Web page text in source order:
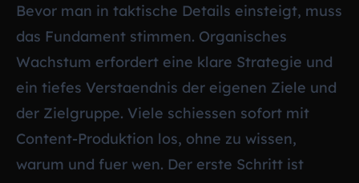
Bevor man in taktische Details einsteigt, muss
das Fundament stimmen. Organisches
Wachstum erfordert eine klare Strategie und
ein tiefes Verstaendnis der eigenen Ziele und
der Zielgruppe. Viele schiessen sofort mit
Content-Produktion los, ohne zu wissen,
warum und fuer wen. Der erste Schritt ist